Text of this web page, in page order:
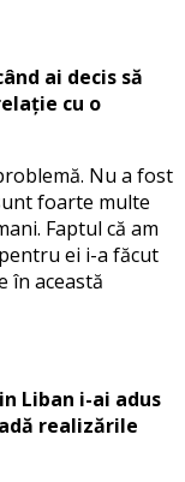
ai decis să
cu o
Nu a fost
foarte multe
Faptul că am
ei i-a făcut
în această
Liban i-ai adus
realizările